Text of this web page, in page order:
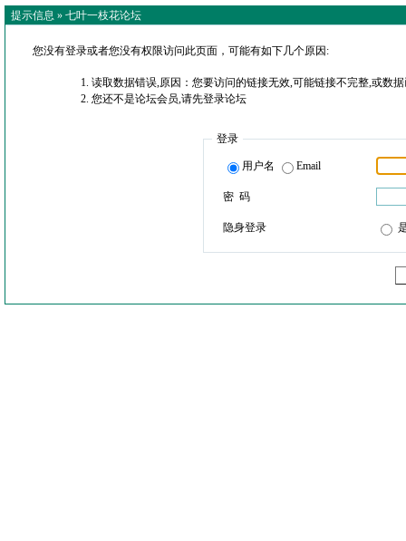
提示信息 » 七叶一枝花论坛
您没有登录或者您没有权限访问此页面，可能有如下几个原因:
读取数据错误,原因：您要访问的链接无效,可能链接不完整,或数
您还不是论坛会员,请先登录论坛
登录
用户名 Email
密 码
隐身登录